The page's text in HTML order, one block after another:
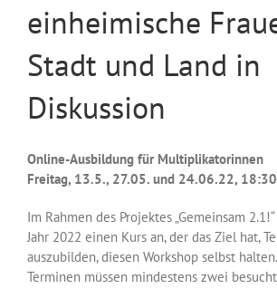
einheimische
Stadt und Land in
Diskussion
Online-Ausbildung für Multiplikatorinnen
Freitag, 13.5., 27.05. und 24.06.22,
Im Rahmen des Projektes „Gemeinsam
Jahr 2022 einen Kurs an, der das Ziel hat,
auszubilden, diesen Workshop selbst
Terminen müssen mindestens zwei